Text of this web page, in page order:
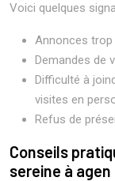
Voici quelques
Annonces
Demandes de
Difficulté à
visites en
Refus de
Conseils
sereine à agen